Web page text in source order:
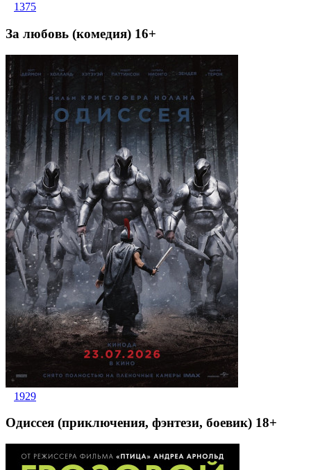
1375
За любовь (комедия) 16+
1929
Одиссея (приключения, фэнтези, боевик) 18+